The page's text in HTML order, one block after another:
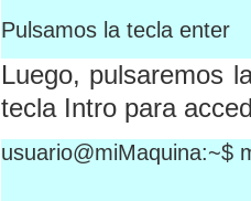
Pulsamos la tecla enter
Luego, pulsaremos
tecla Intro para
usuario@miMaquina:~$